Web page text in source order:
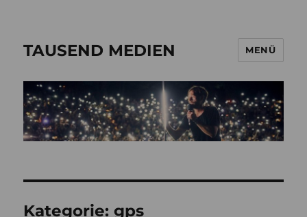
TAUSEND MEDIEN MENÜ
Kategorie:gps